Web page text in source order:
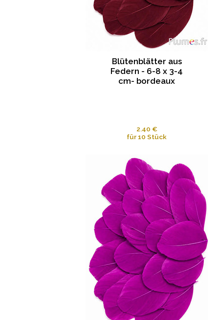
Blütenblätter aus
Federn - 6-8 x 3-4
cm- bordeaux
2.40 €
für 10 Stück